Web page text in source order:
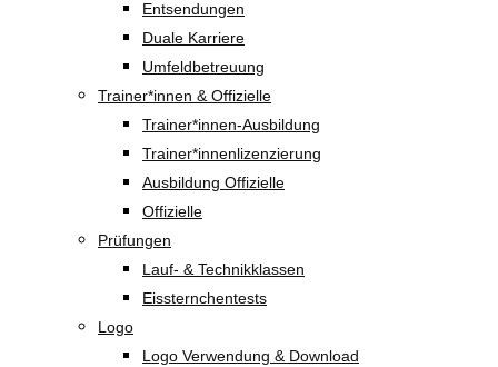
Entsendungen
Duale Karriere
Umfeldbetreuung
Trainer*innen & Offizielle
Trainer*innen-Ausbildung
Trainer*innenlizenzierung
Ausbildung Offizielle
Offizielle
Prüfungen
Lauf- & Technikklassen
Eissternchentests
Logo
Logo Verwendung & Download